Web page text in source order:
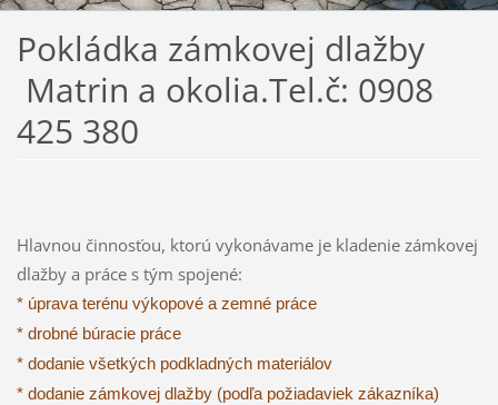
Pokládka zámkovej dlažby
Matrin a okolia.Tel.č: 0908
425 380
Hlavnou činnosťou, ktorú vykonávame je kladenie zámkovej
dlažby a práce s tým spojené:
* úprava terénu výkopové a zemné práce
* drobné búracie práce
* dodanie všetkých podkladných materiálov
* dodanie zámkovej dlažby (podľa požiadaviek zákazníka)